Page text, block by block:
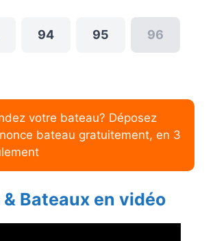
94 95 96
votre bateau? Déposez
bateau gratuitement, en 3
& Bateaux en vidéo